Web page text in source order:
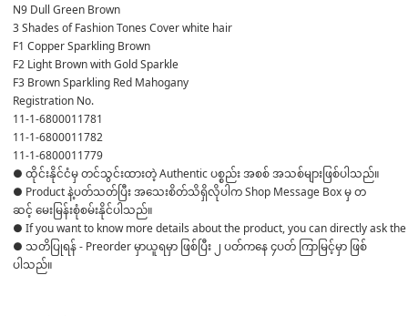
N9 Dull Green Brown
3 Shades of Fashion Tones Cover white hair
F1 Copper Sparkling Brown
F2 Light Brown with Gold Sparkle
F3 Brown Sparkling Red Mahogany
Registration No.
11-1-6800011781
11-1-6800011782
11-1-6800011779
● ထိုင်းနိုင်ငံမှ တင်သွင်းထားတဲ့ Authentic ပစ္စည်း အစစ် အသစ်များဖြစ်ပါသည်။
● Product နဲ့ပတ်သတ်ပြီး အသေးစိတ်သိရှိလိုပါက Shop Message Box မှ တ
ဆင့် မေးမြန်းစုံစမ်းနိုင်ပါသည်။
● If you want to know more details about the product, you can directly ask
● သတိပြုရန် - Preorder မှာယူရမှာ ဖြစ်ပြီး ၂ ပတ်ကနေ ၄ပတ် ကြာမြင့်မှာ ဖြစ်
ပါသည်။